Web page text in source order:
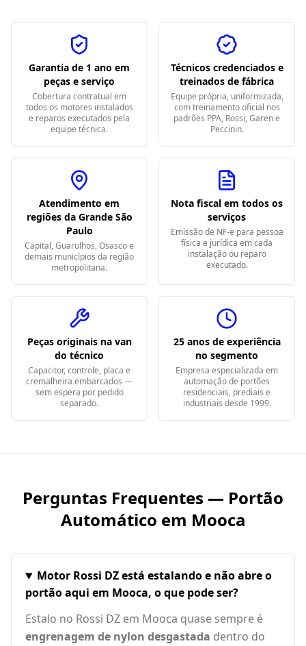
Garantia de 1 ano em
peças e serviço
Cobertura contratual em
todos os motores instalados
e reparos executados pela
equipe técnica.
Técnicos credenciados e
treinados de fábrica
Equipe própria, uniformizada,
com treinamento oficial nos
padrões PPA, Rossi, Garen e
Peccinin.
Atendimento em
regiões da Grande São
Paulo
Capital, Guarulhos, Osasco e
demais municípios da região
metropolitana.
Nota fiscal em todos os
serviços
Emissão de NF-e para pessoa
física e jurídica em cada
instalação ou reparo
executado.
Peças originais na van
do técnico
Capacitor, controle, placa e
cremalheira embarcados —
sem espera por pedido
separado.
25 anos de experiência
no segmento
Empresa especializada em
automação de portões
residenciais, prediais e
industriais desde 1999.
Perguntas Frequentes — Portão
Automático em Mooca
Motor Rossi DZ está estalando e não abre o
portão aqui em Mooca, o que pode ser?
Estalo no Rossi DZ em Mooca quase sempre é
engrenagem de nylon desgastada dentro do